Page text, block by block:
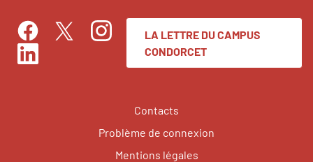
FacebookTwitterInstagram
LinkedIn
LA LETTRE DU CAMPUS
CONDORCET
Contacts
Problème de connexion
Mentions légales